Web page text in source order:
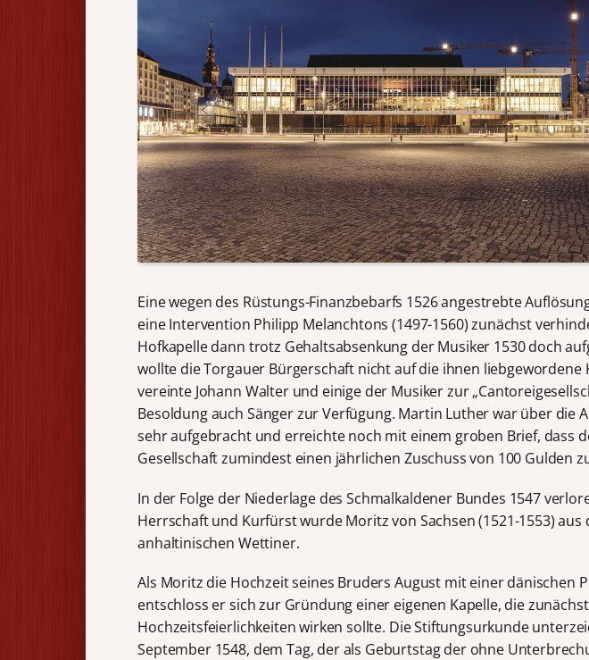
Eine wegen des Rüstungs-Finanzbebarfs 1526 angestrebte
eine Intervention Philipp Melanchtons (1497-1560) zunächst
Hofkapelle dann trotz Gehaltsabsenkung der Musiker 1530 doch
wollte die Torgauer Bürgerschaft nicht auf die ihnen liebgewordene
vereinte Johann Walter und einige der Musiker zur
Besoldung auch Sänger zur Verfügung. Martin Luther war über die
sehr aufgebracht und erreichte noch mit einem groben Brief, dass
Gesellschaft zumindest einen jährlichen Zuschuss von 100 Gulden
In der Folge der Niederlage des Schmalkaldener Bundes 1547
Herrschaft und Kurfürst wurde Moritz von Sachsen (1521-1553) aus
anhaltinischen Wettiner.
Als Moritz die Hochzeit seines Bruders August mit einer dänischen
entschloss er sich zur Gründung einer eigenen Kapelle, die
Hochzeitsfeierlichkeiten wirken sollte. Die Stiftungsurkunde
September 1548, dem Tag, der als Geburtstag der ohne